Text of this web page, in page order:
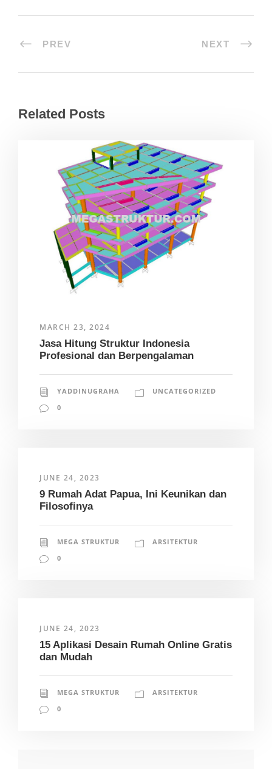
PREV NEXT
Related Posts
MARCH 23, 2024
Jasa Hitung Struktur Indonesia
Profesional dan Berpengalaman
YADDINUGRAHA
UNCATEGORIZED
0
JUNE 24, 2023
9 Rumah Adat Papua, Ini Keunikan dan
Filosofinya
MEGA STRUKTUR
ARSITEKTUR
0
JUNE 24, 2023
15 Aplikasi Desain Rumah Online Gratis
dan Mudah
MEGA STRUKTUR
ARSITEKTUR
0